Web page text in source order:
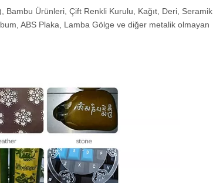
Ürünleri, Çift Renkli Kurulu, Kağıt, Deri, Seramik,
ABS Plaka, Lamba Gölge ve diğer metalik olmayan